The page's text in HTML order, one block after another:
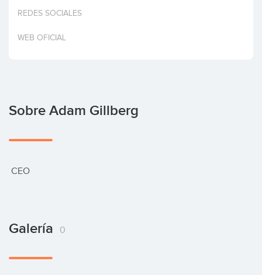
Invertir
REDES SOCIALES
WEB OFICIAL
Sobre Adam Gillberg
CEO
Galería 0